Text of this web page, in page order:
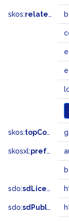
skos:related
skos:topConceptOf
skosxl:prefLabel
sdo:sdLicense
sdo:sdPublisher